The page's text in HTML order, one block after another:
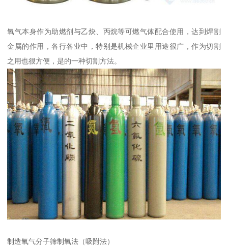
氧气本身作为助燃剂与乙炔、丙烷等可燃气体配合使用，达到焊割
金属的作用，各行各业中，特别是机械企业里用途很广，作为切割
之用也很方便，是的一种切割方法。
制造氧气分子筛制氧法（吸附法）